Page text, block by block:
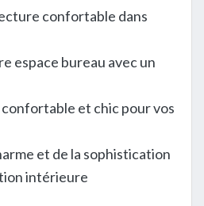
confortable dans
espace bureau avec un
et chic pour vos
et de la sophistication
intérieure